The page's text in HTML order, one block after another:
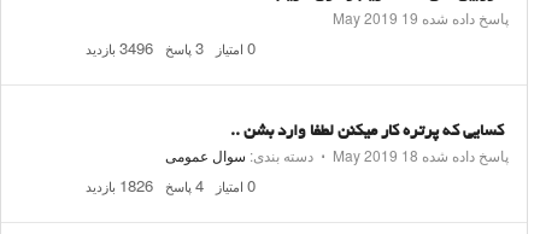
پاسخ داده شده 19 May 2019
3496 بازدید 3 پاسخ 0 امتیاز
کسایی که پرتره کار میکنن لطفا وارد بشن ..
پاسخ داده شده 18 May 2019
⋅ دسته بندی: سوال عمومی
1826 بازدید 4 پاسخ 0 امتیاز